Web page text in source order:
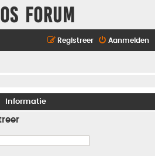
Forum
Aanmelden
Registreer
Informatie